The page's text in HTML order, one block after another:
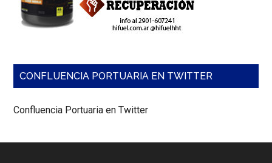
CONFLUENCIA PORTUARIA EN TWITTER
Confluencia Portuaria en Twitter